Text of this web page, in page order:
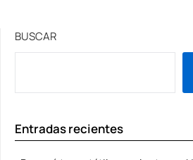
BUSCAR
Entradas recientes